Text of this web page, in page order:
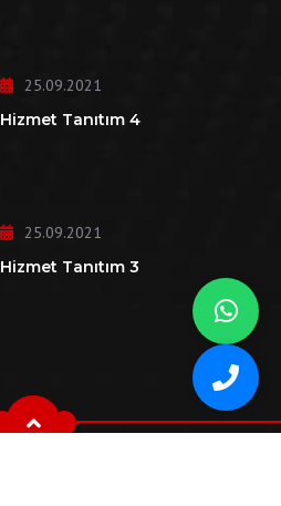
25.09.2021
Hizmet Tanıtım 4
25.09.2021
Hizmet Tanıtım 3